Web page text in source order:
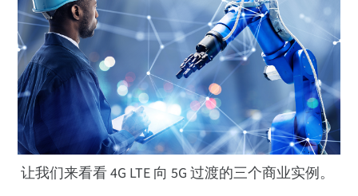
让我们来看看 4G LTE 向 5G 过渡的三个商业实例。